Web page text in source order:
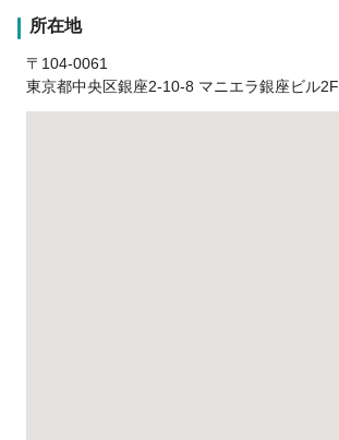
所在地
〒104-0061
東京都中央区銀座2-10-8 マニエラ銀座ビル2F